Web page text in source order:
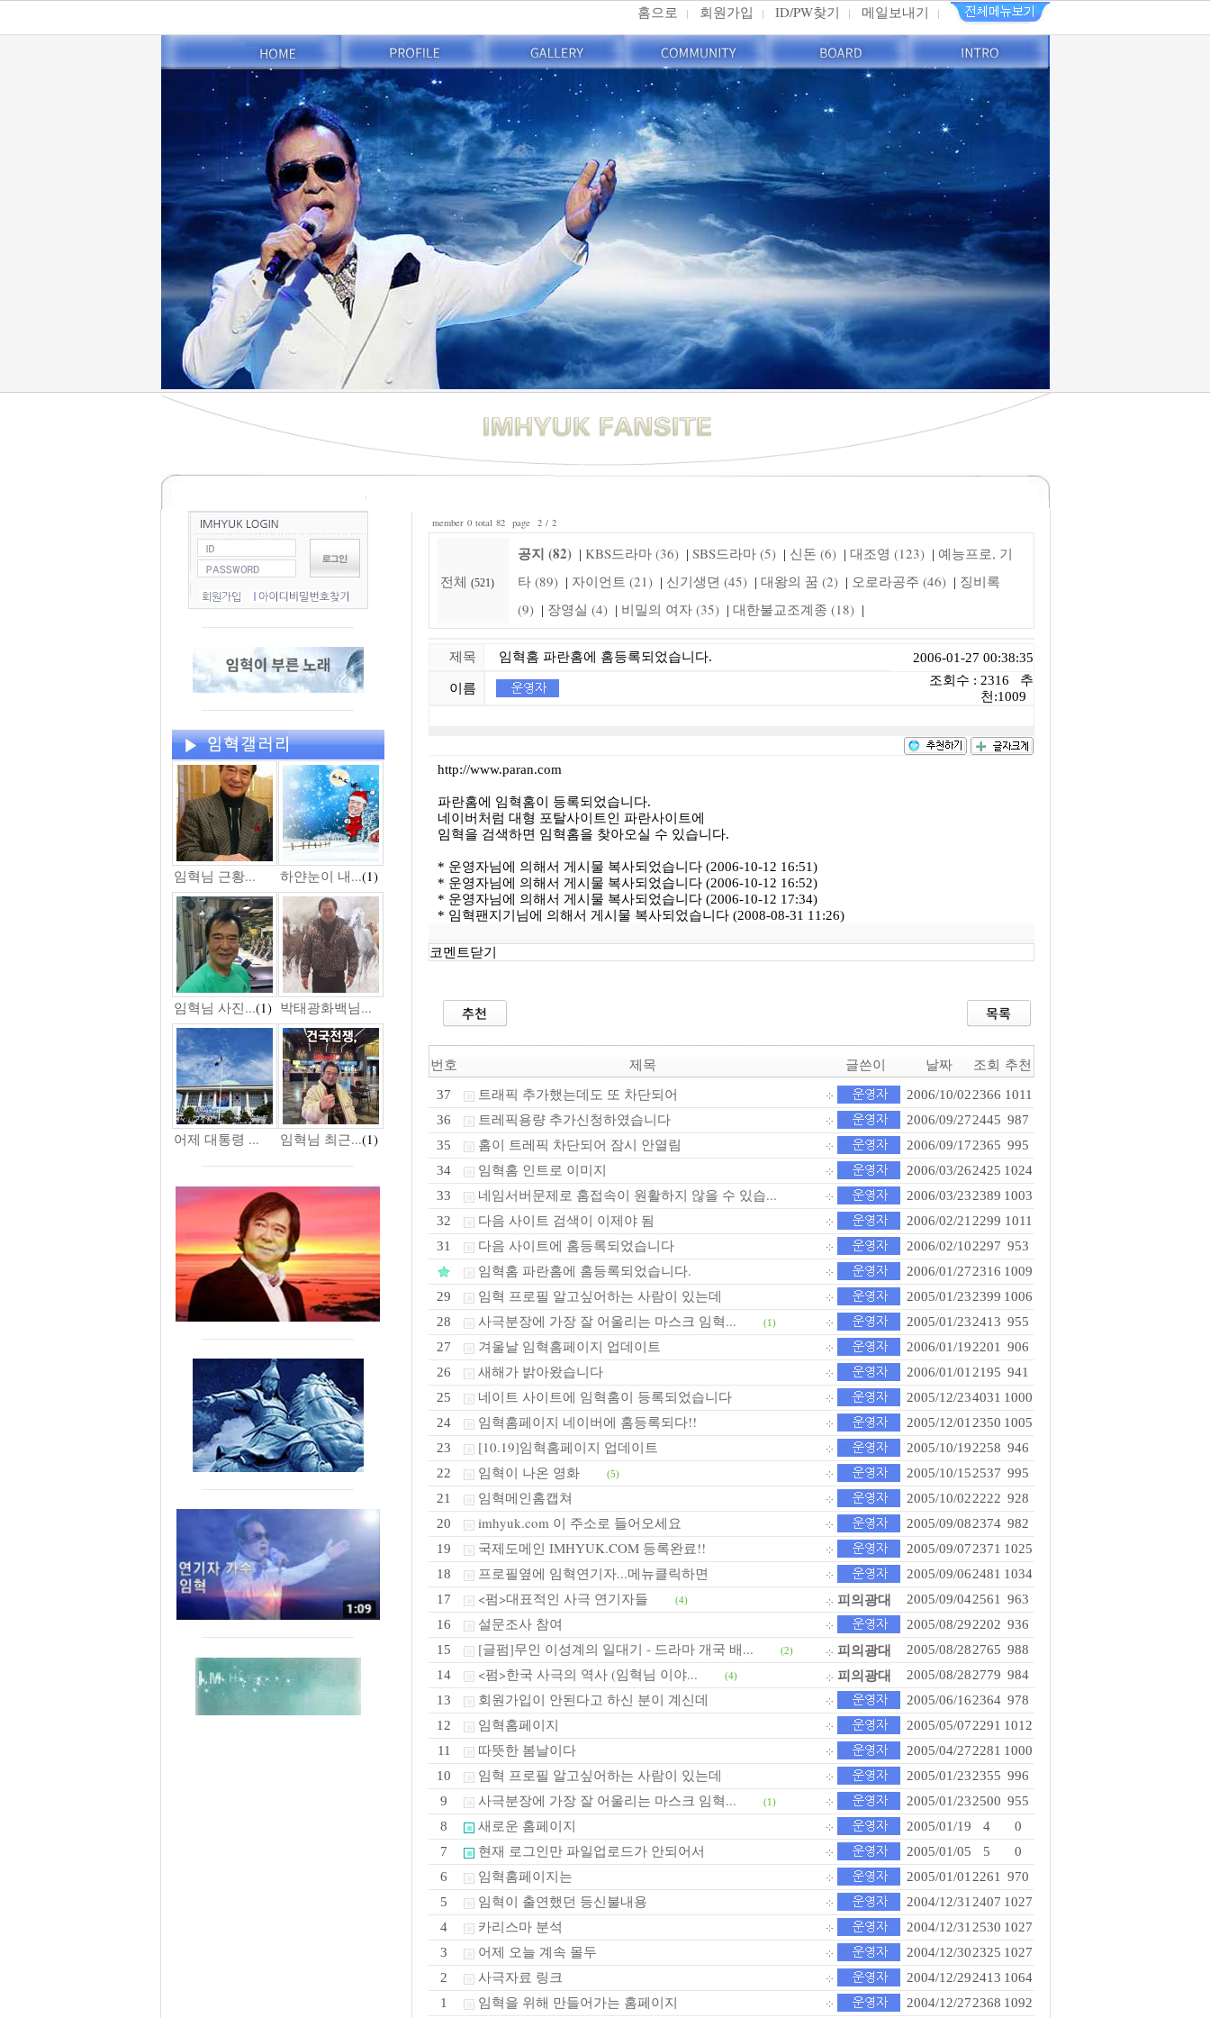
홈으로 회원가입 ID/PW찾기 메일보내기
임혁님 근황... 하얀눈이 내...(1)
임혁님 사진...(1) 박태광화백님...
어제 대통령 ... 임혁님 최근...(1)
member 0 total 82 page 2 / 2
전체 (521)
공지 (82) | KBS드라마 (36) | SBS드라마 (5) | 신돈 (6) | 대조영 (123) | 예능프로, 기
타 (89) | 자이언트 (21) | 신기생뎐 (45) | 대왕의 꿈 (2) | 오로라공주 (46) | 징비록
(9) | 장영실 (4) | 비밀의 여자 (35) | 대한불교조계종 (18) |
제목 임혁홈 파란홈에 홈등록되었습니다. 2006-01-27 00:38:35
이름
조회수 : 2316 추
천:1009
http://www.paran.com
파란홈에 임혁홈이 등록되었습니다.
네이버처럼 대형 포탈사이트인 파란사이트에
임혁을 검색하면 임혁홈을 찾아오실 수 있습니다.
* 운영자님에 의해서 게시물 복사되었습니다 (2006-10-12 16:51)
* 운영자님에 의해서 게시물 복사되었습니다 (2006-10-12 16:52)
* 운영자님에 의해서 게시물 복사되었습니다 (2006-10-12 17:34)
* 임혁팬지기님에 의해서 게시물 복사되었습니다 (2008-08-31 11:26)
코멘트닫기
번호 제목 글쓴이 날짜 조회 추천
37 트래픽 추가했는데도 또 차단되어 2006/10/022366 1011
36
트레픽용량 추가신청하였습니다 2006/09/272445 987
35
홈이 트레픽 차단되어 잠시 안열림 2006/09/172365 995
34
임혁홈 인트로 이미지 2006/03/262425 1024
33
네임서버문제로 홈접속이 원활하지 않을 수 있습... 2006/03/232389 1003
32
다음 사이트 검색이 이제야 됨 2006/02/21 2299 1011
31
다음 사이트에 홈등록되었습니다 2006/02/102297 953
임혁홈 파란홈에 홈등록되었습니다. 2006/01/272316 1009
29
임혁 프로필 알고싶어하는 사람이 있는데 2005/01/232399 1006
28
사극분장에 가장 잘 어울리는 마스크 임혁... (1) 2005/01/232413 955
27
겨울날 임혁홈페이지 업데이트 2006/01/192201
906
26
새해가 밝아왔습니다 2006/01/01 2195 941
25
네이트 사이트에 임혁홈이 등록되었습니다 2005/12/234031 1000
24
임혁홈페이지 네이버에 홈등록되다!! 2005/12/01 2350 1005
23
[10.19]임혁홈페이지 업데이트 2005/10/192258 946
22
임혁이 나온 영화 (5) 2005/10/152537 995
21
임혁메인홈캡쳐 2005/10/022222 928
20
imhyuk.com 이 주소로 들어오세요 2005/09/082374 982
19
국제도메인 IMHYUK.COM 등록완료!! 2005/09/072371 1025
18
프로필옆에 임혁연기자...메뉴클릭하면 2005/09/062481 1034
17
<펌>대표적인 사극 연기자들 (4) 피의광대 2005/09/042561
963
16
설문조사 참여 2005/08/292202 936
15
[글펌]무인 이성계의 일대기 - 드라마 개국 배... (2) 피의광대 2005/08/282765 988
14
<펌>한국 사극의 역사 (임혁님 이야... (4) 피의광대 2005/08/282779 984
13
회원가입이 안된다고 하신 분이 계신데 2005/06/162364 978
12
임혁홈페이지 2005/05/072291 1012
11
따뜻한 봄날이다 2005/04/272281 1000
10
임혁 프로필 알고싶어하는 사람이 있는데 2005/01/232355 996
9
사극분장에 가장 잘 어울리는 마스크 임혁... (1) 2005/01/232500 955
8
새로운 홈페이지 2005/01/19 4
0
7
현재 로그인만 파일업로드가 안되어서 2005/01/05 5
0
6
임혁홈페이지는 2005/01/01 2261
970
5
임혁이 출연했던 등신불내용 2004/12/31 2407 1027
4
카리스마 분석 2004/12/31 2530 1027
3
어제 오늘 계속 몰두 2004/12/302325 1027
2
사극자료 링크 2004/12/292413 1064
1
임혁을 위해 만들어가는 홈페이지 2004/12/272368 1092